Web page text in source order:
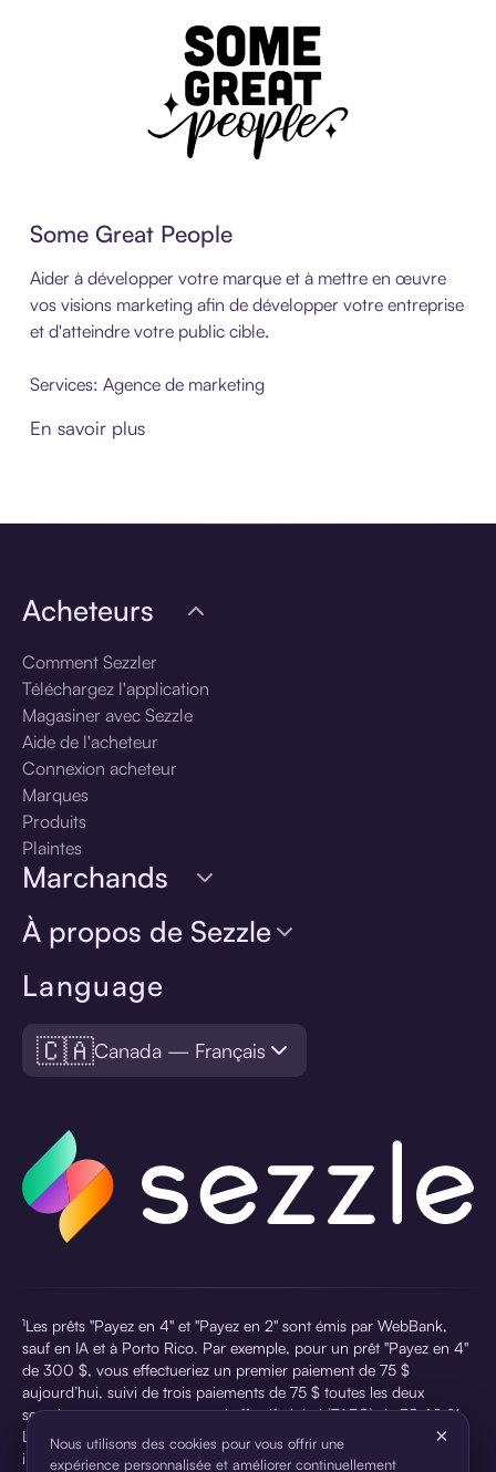
Some Great People
Aider à développer votre marque et à mettre en œuvre
vos visions marketing afin de développer votre entreprise
et d'atteindre votre public cible.
Services: Agence de marketing
En savoir plus
Language
🇨🇦Canada — Français
Acheteurs
Comment Sezzler
Téléchargez l'application
Magasiner avec Sezzle
Aide de l'acheteur
Connexion acheteur
Marques
Produits
Plaintes
Marchands
À propos de Sezzle
¹Les prêts "Payez en 4" et "Payez en 2" sont émis par WebBank,
sauf en IA et à Porto Rico. Par exemple, pour un prêt "Payez en 4"
de 300 $, vous effectueriez un premier paiement de 75 $
aujourd’hui, suivi de trois paiements de 75 $ toutes les deux
semaines, avec un taux annuel effectif global (TAEG) de 35,40 %.
Le montant total des paiements s’élèverait ainsi à 305,99 $,
incluant des frais de service de 5,99 $ appliqués lors de l’octroi du
Nous utilisons des cookies pour vous offrir une
expérience personnalisée et améliorer continuellement
×